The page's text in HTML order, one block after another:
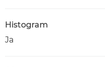
Histogram
Ja